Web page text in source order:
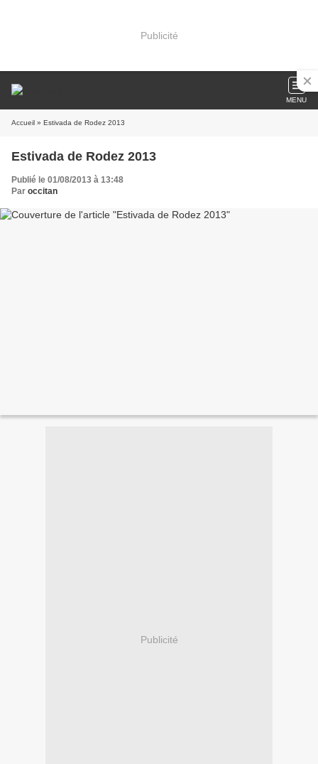
Publicité
MENU
Accueil » Estivada de Rodez 2013
Estivada de Rodez 2013
Publié le 01/08/2013 à 13:48
Par occitan
Publicité